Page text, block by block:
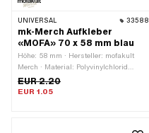
UNIVERSAL 33588
mk-Merch Aufkleber
«MOFA» 70 x 58 mm blau
Höhe: 58 mm · Hersteller: mofakult
Merch · Material: Polyvinylchlorid
(PVC) · Oberfläche: matt · Farbe: blau
· Farbe: rot · Farbe: weiss · Breite: 70
EUR 2.20
EUR 1.05